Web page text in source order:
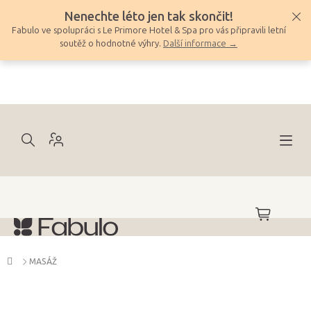
obsah
Nenechte léto jen tak skončit!
Fabulo ve spolupráci s Le Primore Hotel & Spa pro vás připravili letní
soutěž o hodnotné výhry. Další informace →
NÁKUPNÍ
KOŠÍK
Domů
MASÁŽ